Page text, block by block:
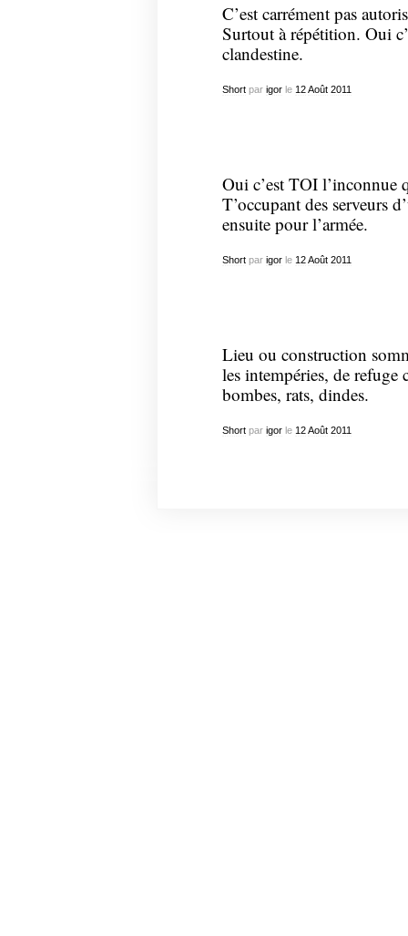
C’est carrément pas
Surtout à répétition. Oui
clandestine.
Shortpar igorle 12 Août 2011
Oui c’est TOI l’inconnue
T’occupant des serveurs
ensuite pour l’armée.
Shortpar igorle 12 Août 2011
Lieu ou construction
les intempéries, de
bombes, rats, dindes.
Shortpar igorle 12 Août 2011